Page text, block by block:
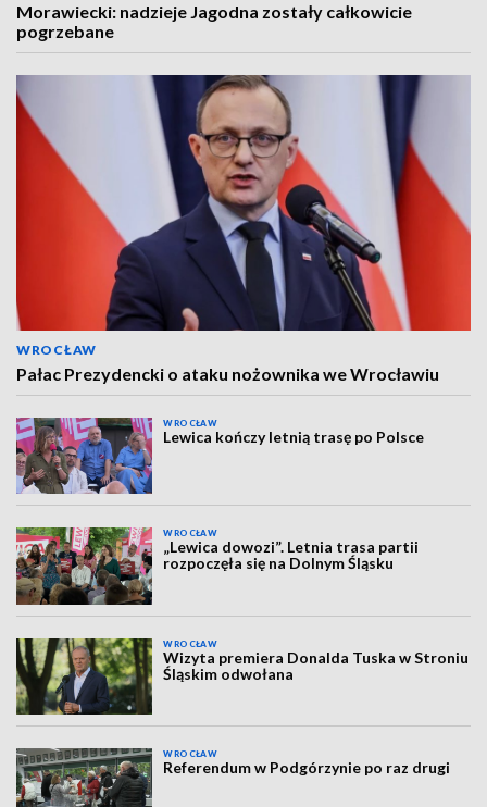
Morawiecki: nadzieje Jagodna zostały całkowicie
pogrzebane
WROCŁAW
Pałac Prezydencki o ataku nożownika we Wrocławiu
WROCŁAW
Lewica kończy letnią trasę po Polsce
WROCŁAW
„Lewica dowozi”. Letnia trasa partii
rozpoczęła się na Dolnym Śląsku
WROCŁAW
Wizyta premiera Donalda Tuska w Stroniu
Śląskim odwołana
WROCŁAW
Referendum w Podgórzynie po raz drugi